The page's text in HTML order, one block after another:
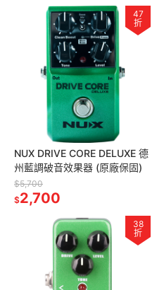
47
折
NUX DRIVE CORE DELUXE 德
州藍調破音效果器 (原廠保固)
$5,700
$2,700
38
折